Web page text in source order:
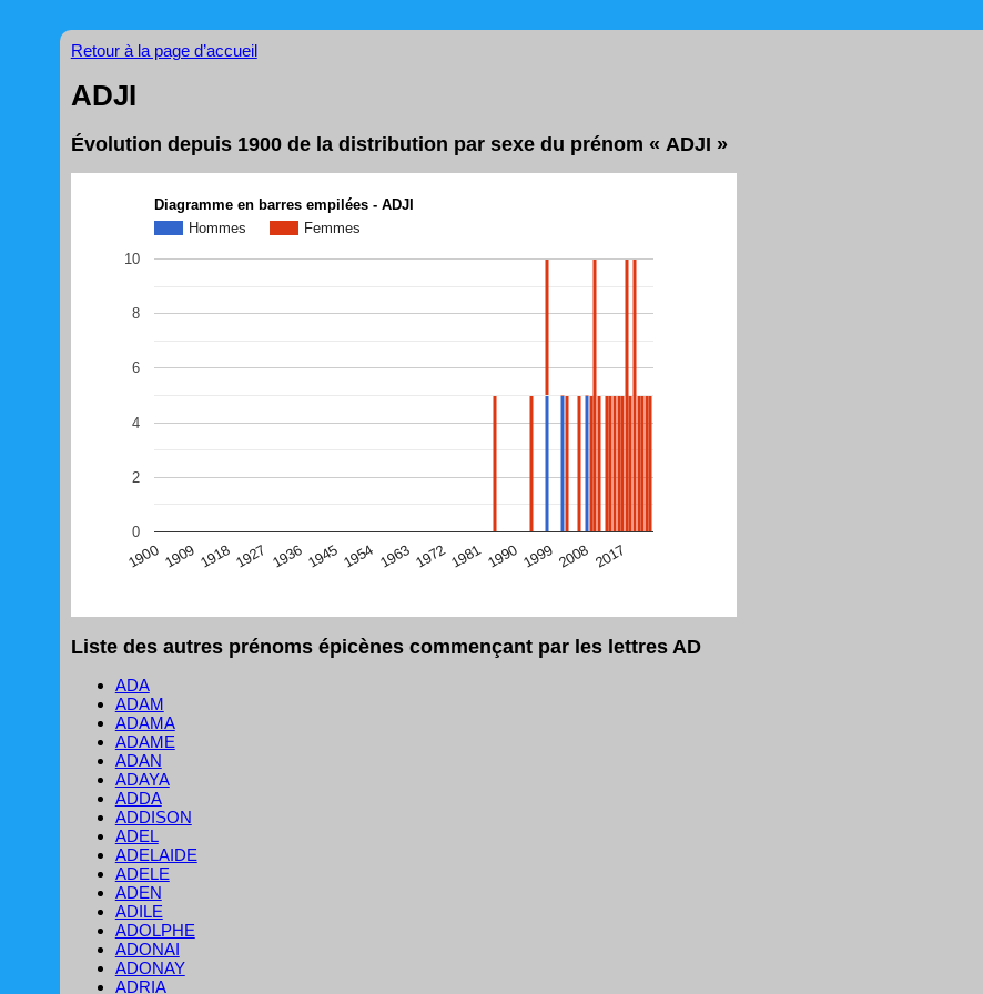
Retour à la page d’accueil
ADJI
Évolution depuis 1900 de la distribution par sexe du prénom « ADJI »
Diagramme en barres empilées - ADJI
Hommes
Femmes
1900 1909 1918 1927 1936 1945 1954 1963 19721981 1990 1999 2008 2017
0
2
4
6
8
10
Liste des autres prénoms épicènes commençant par les lettres AD
ADA
ADAM
ADAMA
ADAME
ADAN
ADAYA
ADDA
ADDISON
ADEL
ADELAIDE
ADELE
ADEN
ADILE
ADOLPHE
ADONAI
ADONAY
ADRIA